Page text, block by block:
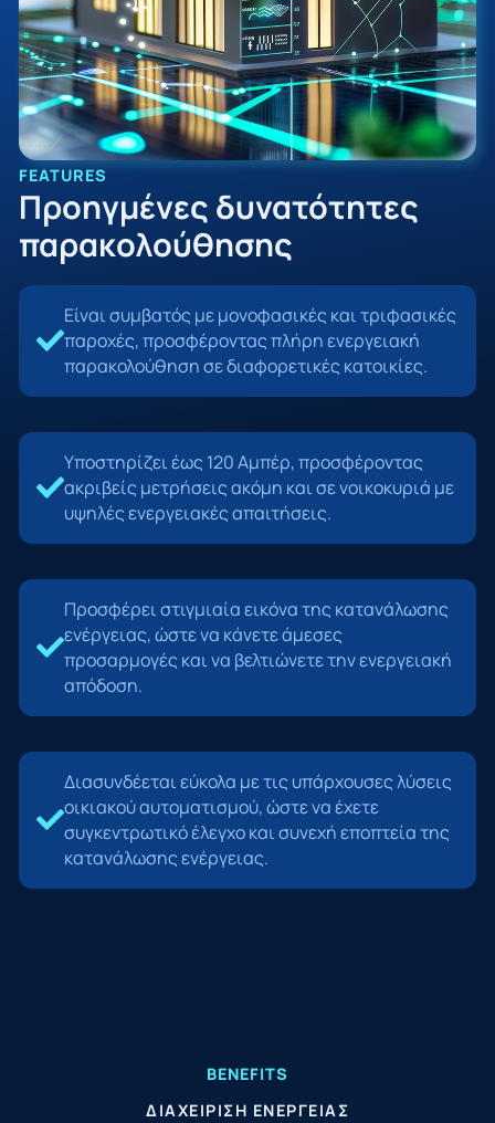
FEATURES
Προηγμένες δυνατότητες
παρακολούθησης
Είναι συμβατός με μονοφασικές και τριφασικές
παροχές, προσφέροντας πλήρη ενεργειακή
παρακολούθηση σε διαφορετικές κατοικίες.
Υποστηρίζει έως 120 Αμπέρ, προσφέροντας
ακριβείς μετρήσεις ακόμη και σε νοικοκυριά με
υψηλές ενεργειακές απαιτήσεις.
Προσφέρει στιγμιαία εικόνα της κατανάλωσης
ενέργειας, ώστε να κάνετε άμεσες
προσαρμογές και να βελτιώνετε την ενεργειακή
απόδοση.
Διασυνδέεται εύκολα με τις υπάρχουσες λύσεις
οικιακού αυτοματισμού, ώστε να έχετε
συγκεντρωτικό έλεγχο και συνεχή εποπτεία της
κατανάλωσης ενέργειας.
BENEFITS
ΔΙΑΧΕΊΡΙΣΗ ΕΝΈΡΓΕΙΑΣ